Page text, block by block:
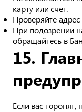
карту или счет.
Проверяйте
При подозрении
обращайтесь в
15.
Если вас торопят,